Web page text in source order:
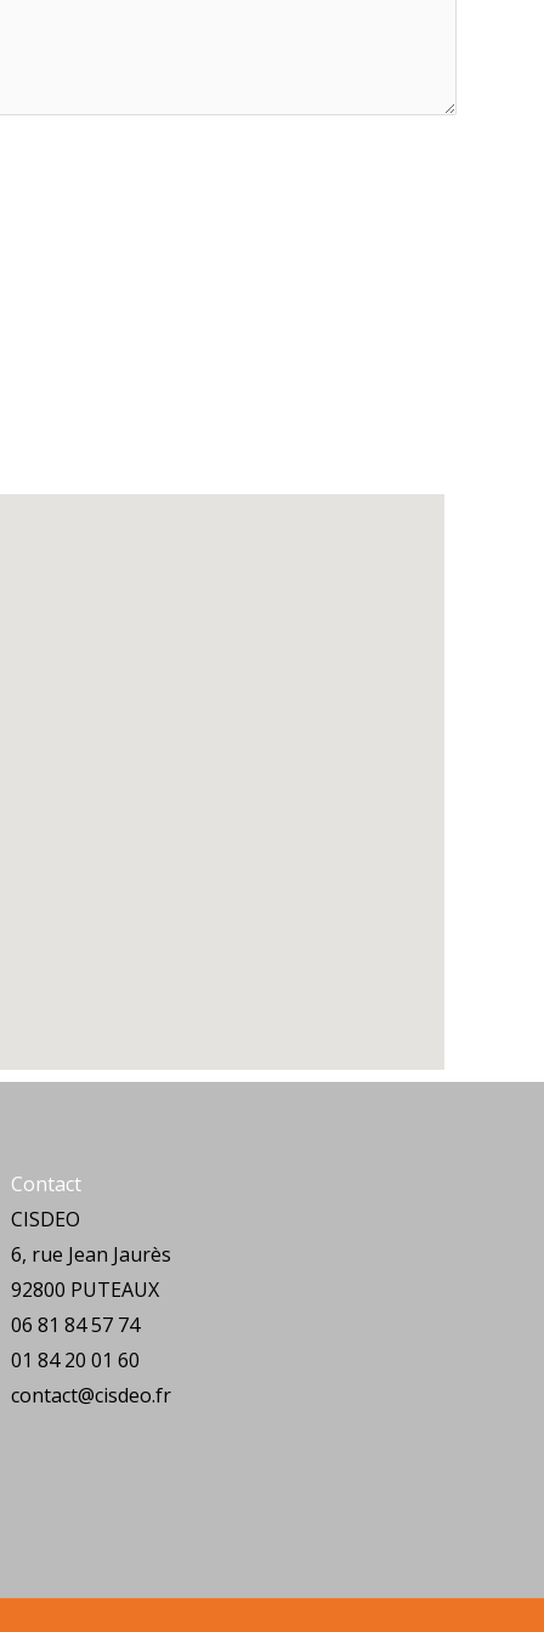
Contact
CISDEO
6, rue Jean Jaurès
92800 PUTEAUX
06 81 84 57 74
01 84 20 01 60
contact@cisdeo.fr